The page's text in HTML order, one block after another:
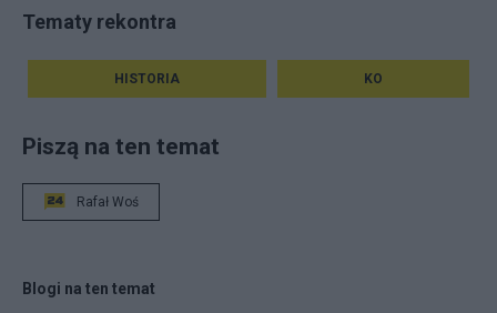
Tematy rekontra
HISTORIA KO
Piszą na ten temat
Rafał Woś
Blogi na ten temat